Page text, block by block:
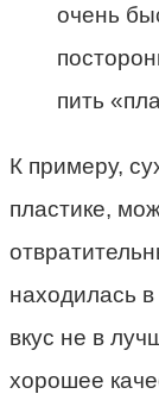
очень
пить
К примеру,
пластике,
находилась
вкус не в
хорошее